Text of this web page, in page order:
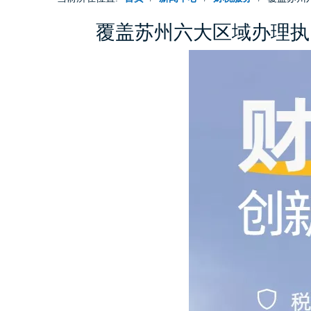
覆盖苏州六大区域办理